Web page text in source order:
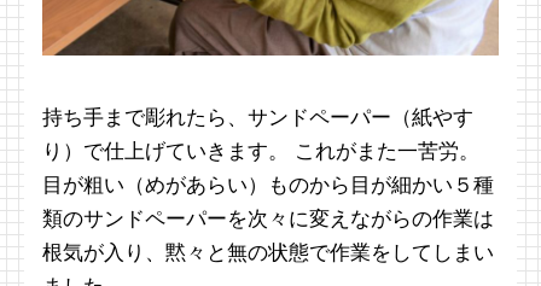
持ち手まで彫れたら、サンドペーパー（紙やす
り）で仕上げていきます。 これがまた一苦労。
目が粗い（めがあらい）ものから目が細かい５種
類のサンドペーパーを次々に変えながらの作業は
根気が入り、黙々と無の状態で作業をしてしまい